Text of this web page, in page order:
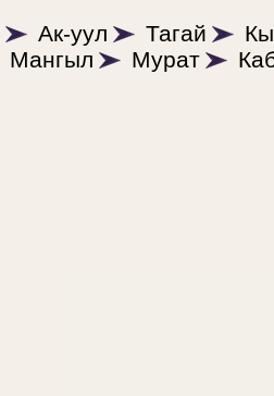
Ак-уул Тагай
Мангыл Мурат